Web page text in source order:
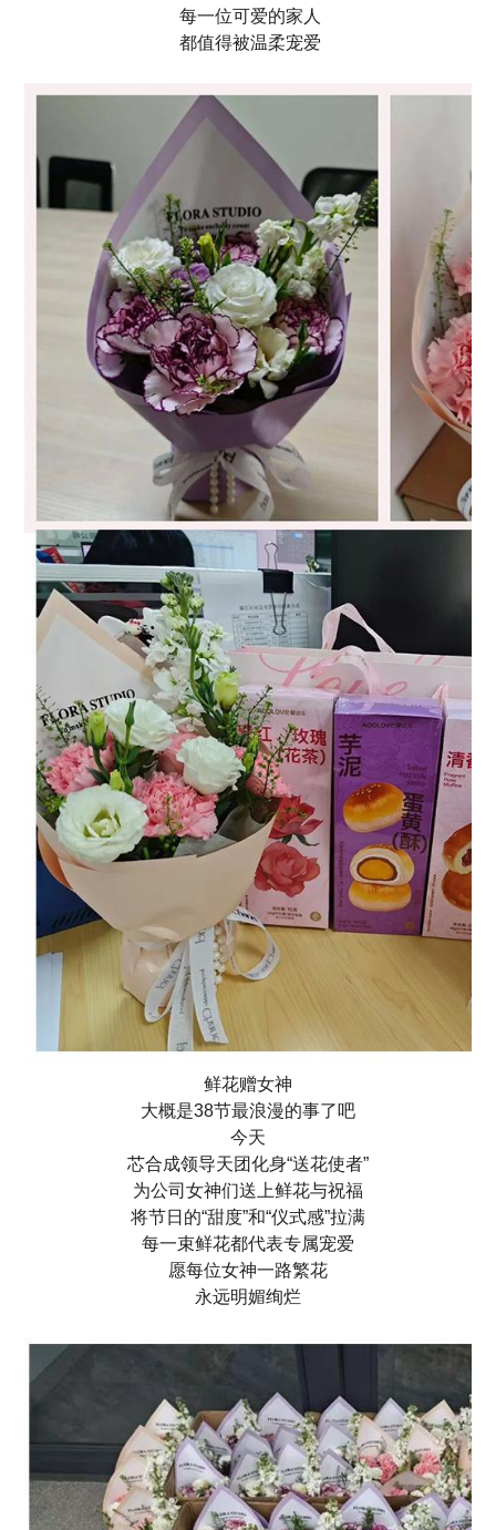
每一位可爱的家人
都值得被温柔宠爱
鲜花赠女神
大概是38节最浪漫的事了吧
今天
芯合成领导天团化身“送花使者”
为公司女神们送上鲜花与祝福
将节日的“甜度”和“仪式感”拉满
每一束鲜花都代表专属宠爱
愿每位女神一路繁花
永远明媚绚烂